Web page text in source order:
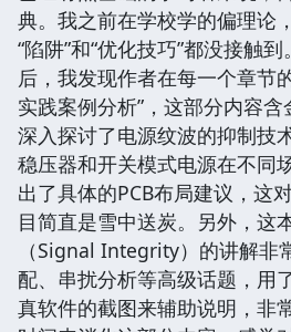
典。我之前在学校学的偏理论
“陷阱”和“优化技巧”都没接触
后，我发现作者在每一个章节
实践案例分析”，这部分内容
深入探讨了电源纹波的抑制技
稳压器和开关模式电源在不同
出了具体的PCB布局建议，这
目简直是雪中送炭。另外，这
（Signal Integrity）的讲解非
配、串扰分析等高级话题，用
真软件的截图来辅助说明，非